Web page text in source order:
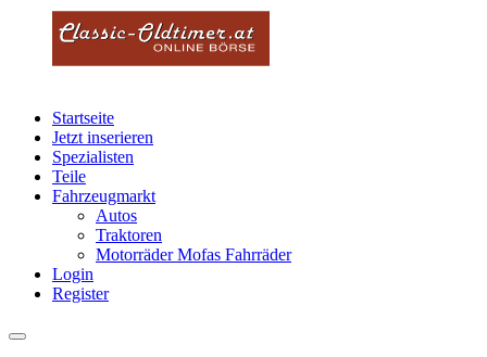
Startseite
Jetzt inserieren
Spezialisten
Teile
Fahrzeugmarkt
Autos
Traktoren
Motorräder Mofas Fahrräder
Login
Register